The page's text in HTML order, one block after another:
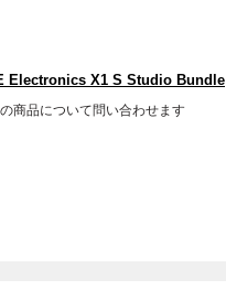
Electronics X1 S Studio Bundle
の商品について問い合わせます